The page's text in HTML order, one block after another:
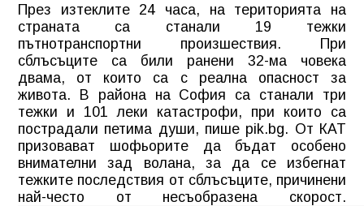
През изтеклите 24 часа, на територията на
страната са станали 19 тежки
пътнотранспортни произшествия. При
сблъсъците са били ранени 32-ма човека
двама, от които са с реална опасност за
живота. В района на София са станали три
тежки и 101 леки катастрофи, при които са
пострадали петима души, пише pik.bg. От КАТ
призовават шофьорите да бъдат особено
внимателни зад волана, за да се избегнат
тежките последствия от сблъсъците, причинени
най-често от несъобразена скорост.